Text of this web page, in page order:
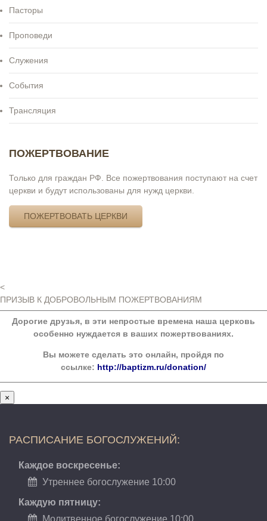
Пасторы
Проповеди
Служения
События
Трансляция
ПОЖЕРТВОВАНИЕ
Только для граждан РФ. Все пожертвования поступают на счет
церкви и будут использованы для нужд церкви.
ПОЖЕРТВОВАТЬ ЦЕРКВИ
<
ПРИЗЫВ К ДОБРОВОЛЬНЫМ ПОЖЕРТВОВАНИЯМ
Дорогие друзья, в эти непростые времена наша церковь
особенно нуждается в ваших пожертвованиях.
Вы можете сделать это онлайн, пройдя по
ссылке: http://baptizm.ru/donation/
×
РАСПИСАНИЕ БОГОСЛУЖЕНИЙ:
Каждое воскресенье:
Утреннее богослужение 10:00
Каждую пятницу: